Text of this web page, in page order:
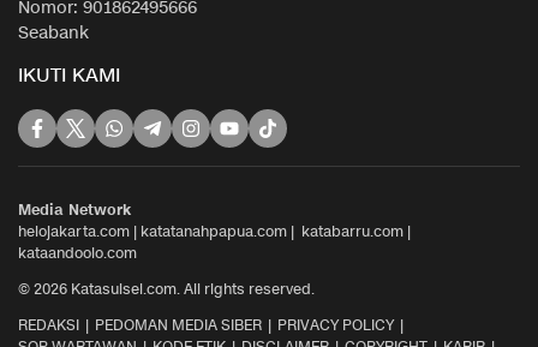
Nomor: 901862495666
Seabank
IKUTI KAMI
Media Network
helojakarta.com | katatanahpapua.com | katabarru.com |
kataandoolo.com
© 2026 Katasulsel.com. All rights reserved.
REDAKSI
PEDOMAN MEDIA SIBER
PRIVACY POLICY